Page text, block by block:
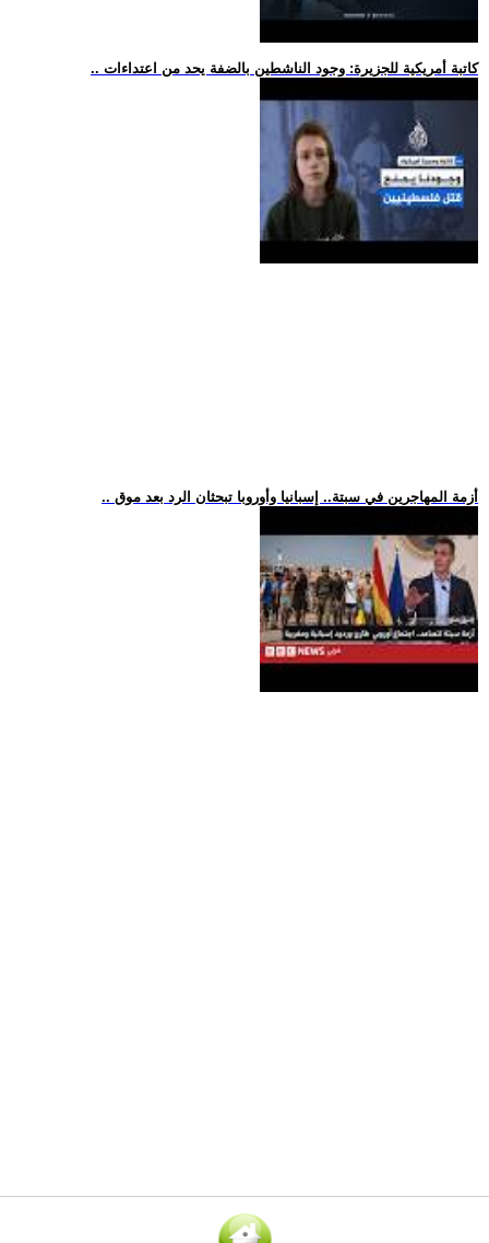
.. كاتبة أمريكية للجزيرة: وجود الناشطين بالضفة يحد من اعتداءات
.. أزمة المهاجرين في سبتة.. إسبانيا وأوروبا تبحثان الرد بعد موق